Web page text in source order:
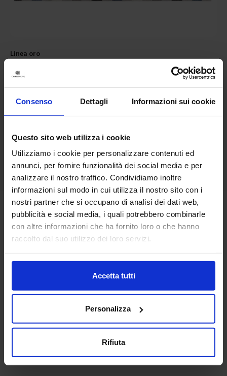
Consenso Dettagli Informazioni sui cookie
Questo sito web utilizza i cookie
Utilizziamo i cookie per personalizzare contenuti ed
annunci, per fornire funzionalità dei social media e per
analizzare il nostro traffico. Condividiamo inoltre
informazioni sul modo in cui utilizza il nostro sito con i
nostri partner che si occupano di analisi dei dati web,
pubblicità e social media, i quali potrebbero combinarle
con altre informazioni che ha fornito loro o che hanno
raccolto dal suo utilizzo dei loro servizi.
Accetta tutti
Personalizza
Rifiuta
Linea oro
52,90
Colori disponibili
OttanioGrigioBeige